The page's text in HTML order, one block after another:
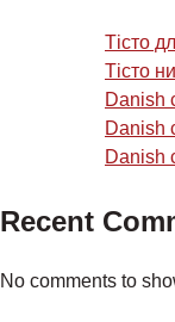
Тісто
Тісто
Danish
Danish
Danish
Recent
No comments to